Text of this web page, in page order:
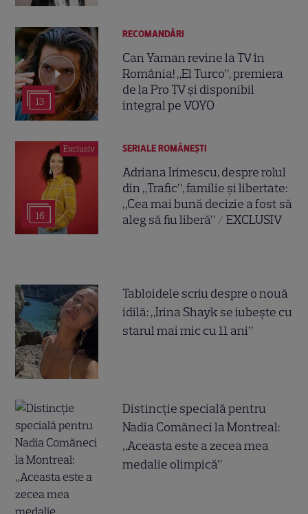
13
RECOMANDĂRI
Can Yaman revine la TV în
România! „El Turco”, premiera
de la Pro TV și disponibil
integral pe VOYO
Exclusiv
16
SERIALE ROMÂNEŞTI
Adriana Irimescu, despre rolul
din „Trafic”, familie și libertate:
„Cea mai bună decizie a fost să
aleg să fiu liberă” / EXCLUSIV
Tabloidele scriu despre o nouă
idilă: „Irina Shayk se iubește cu
starul mai mic cu 11 ani”
Distincție specială pentru
Nadia Comăneci la Montreal:
„Aceasta este a zecea mea
medalie olimpică”